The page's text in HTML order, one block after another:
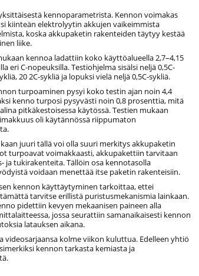
kennoparametrista. Kennon voimakas
kiinteän elektrolyytin akkujen vaikeimmista
koska akkupaketin rakenteiden täytyy kestää
liike.
kennoa ladattiin koko käyttöalueella 2,7–4,15
eri C-nopeuksilla. Testiohjelma sisälsi neljä 0,5C-
20 2C-sykliä ja lopuksi vielä neljä 0,5C-sykliä.
turpoaminen pysyi koko testin ajan noin 4,4
kenno turposi pysyvästi noin 0,8 prosenttia, mitä
pitkäkestoisessa käytössä. Testien mukaan
oli käytännössä riippumaton
juuri tällä voi olla suuri merkitys akkupaketin
turpoavat voimakkaasti, akkupakettiin tarvitaan
ja tukirakenteita. Tällöin osa kennotasolla
voidaan menettää itse paketin rakenteisiin.
kennon käyttäytyminen tarkoittaa, ettei
tarvitse erillistä puristusmekanismia lainkaan.
pidettiin kevyen mekaanisen paineen alla
jossa seurattiin samanaikaisesti kennon
latauksen aikana.
videosarjaansa kolme viikon kuluttua. Edelleen yhtiö
kennon tarkasta kemiasta ja